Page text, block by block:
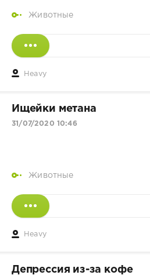
Животные
Heavy
Ищейки метана
31/07/2020 10:46
Животные
Heavy
Депрессия из-за кофе